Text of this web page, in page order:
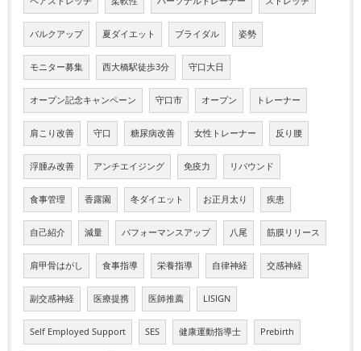
バルクアップ 夏ダイエット ブライダル 姿勢
モニター募集 西大橋駅徒歩3分 守口大日
オープン記念キャンペーン 守口市 オープン トレーナー
肩こり改善 守口 糖尿病改善 女性トレーナー 反り腰
浮腫み改善 アンチエイジング 免疫力 リバウンド
食事管理 香露園 冬ダイエット お正月太り 疾患
自己紹介 減量 パフォーマンスアップ 八尾 筋膜リリース
肩甲骨はがし 食事指導 栄養指導 自律神経 交感神経
副交感神経 医療提携 医師推薦 LISIGN
Self Employed Support SES 健康運動指導士 Prebirth